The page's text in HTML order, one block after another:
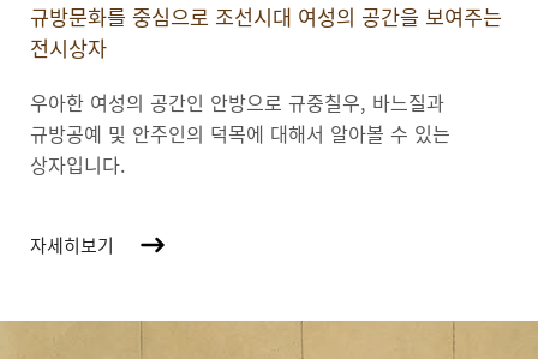
규방문화를 중심으로 조선시대 여성의 공간을 보여주는
전시상자
우아한 여성의 공간인 안방으로 규중칠우, 바느질과
규방공예 및 안주인의 덕목에 대해서 알아볼 수 있는
상자입니다.
자세히보기